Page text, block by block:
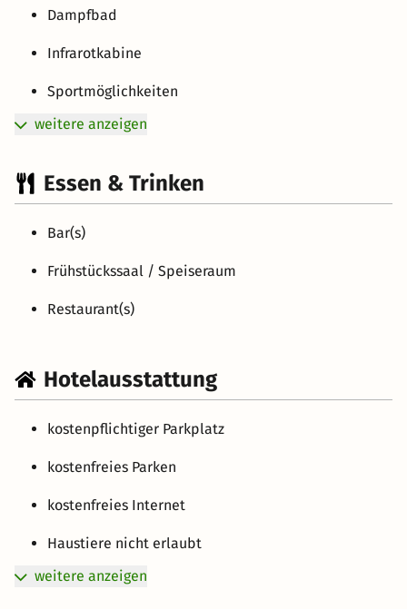
Dampfbad
Infrarotkabine
Sportmöglichkeiten
weitere anzeigen
Essen & Trinken
Bar(s)
Frühstückssaal / Speiseraum
Restaurant(s)
Hotelausstattung
kostenpflichtiger Parkplatz
kostenfreies Parken
kostenfreies Internet
Haustiere nicht erlaubt
weitere anzeigen